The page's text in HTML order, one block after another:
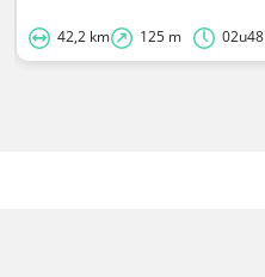
42,2 km 125 m 02u48